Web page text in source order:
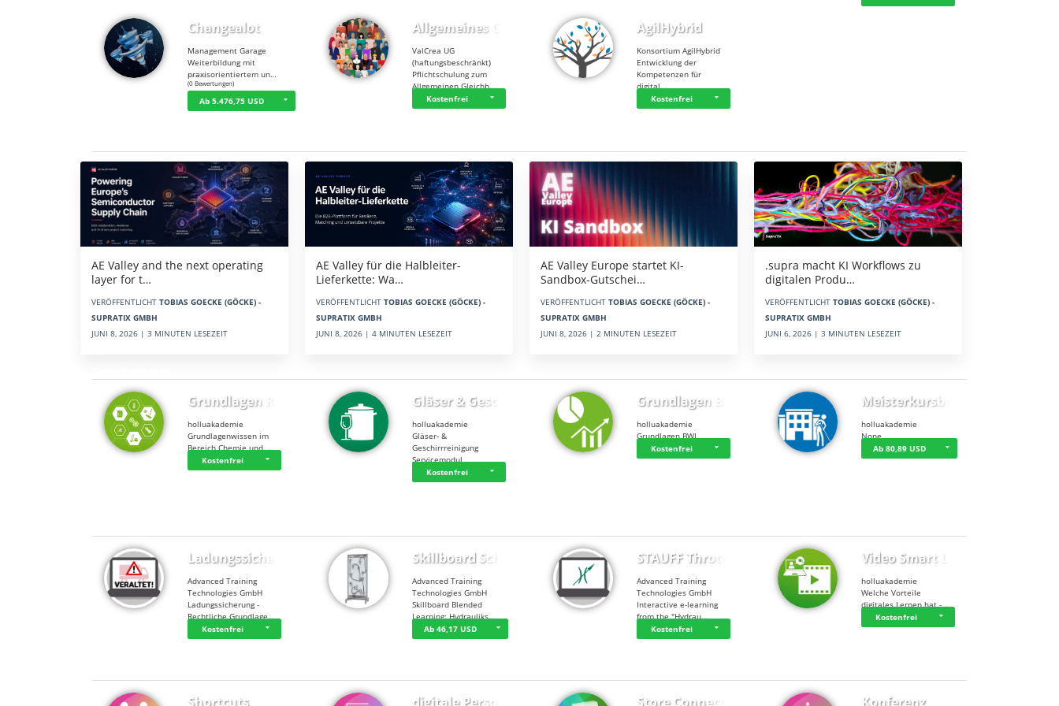
Changealot
Management Garage
Weiterbildung mit
praxisorientiertem un…
☆☆☆ ☆☆
(0 Bewertungen)
Ab 5.476,75 USD
Allgemeines Gle…
ValCrea UG
(haftungsbeschränkt)
Pflichtschulung zum
Allgemeinen Gleichb…
Kostenfrei
AgilHybrid
Konsortium AgilHybrid
Entwicklung der
Kompetenzen für
digital…
Kostenfrei
AE Valley and the next operating
layer for t…
VERÖFFENTLICHT TOBIAS GOECKE (GÖCKE) -
SUPRATIX GMBH
JUNI 8, 2026 | 3 MINUTEN LESEZEIT
AE Valley für die Halbleiter-
Lieferkette: Wa…
VERÖFFENTLICHT TOBIAS GOECKE (GÖCKE) -
SUPRATIX GMBH
JUNI 8, 2026 | 4 MINUTEN LESEZEIT
AE Valley Europe startet KI-
Sandbox-Gutschei…
VERÖFFENTLICHT TOBIAS GOECKE (GÖCKE) -
SUPRATIX GMBH
JUNI 8, 2026 | 2 MINUTEN LESEZEIT
.supra macht KI Workflows zu
digitalen Produ…
VERÖFFENTLICHT TOBIAS GOECKE (GÖCKE) -
SUPRATIX GMBH
JUNI 6, 2026 | 3 MINUTEN LESEZEIT
Grundlagen Rein…
holluakademie
Grundlagenwissen im
Bereich Chemie und …
Kostenfrei
Gläser & Geschi…
holluakademie
Gläser- &
Geschirrreinigung
Servicemodul
Kostenfrei
Grundlagen BWL
holluakademie
Grundlagen BWL
Kostenfrei
Meisterkursbegl…
holluakademie
None
Ab 80,89 USD
Ladungssicherung
Advanced Training
Technologies GmbH
Ladungssicherung -
Rechtliche Grundlage…
Kostenfrei
Skillboard Schl…
Advanced Training
Technologies GmbH
Skillboard Blended
Learning: Hydrauliks…
Ab 46,17 USD
STAUFF Throttle…
Advanced Training
Technologies GmbH
Interactive e-learning
from the "Hydrau…
Kostenfrei
Video Smart Lea…
holluakademie
Welche Vorteile
digitales Lernen hat - …
Kostenfrei
Shortcuts digitale Person… Store Connect Konferenz